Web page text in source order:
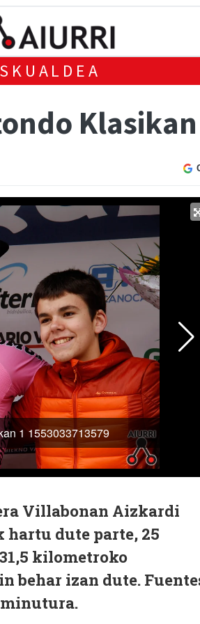
Klasikan
Villabonan Aizkardi
dute parte, 25
kilometroko
behar izan dute.
minutura.